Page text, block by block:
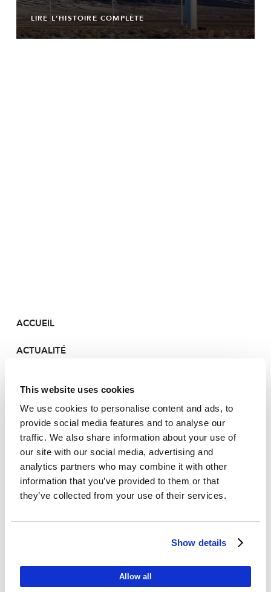
This website uses cookies
We use cookies to personalise content and ads, to
provide social media features and to analyse our
traffic. We also share information about your use of
our site with our social media, advertising and
analytics partners who may combine it with other
information that you’ve provided to them or that
they’ve collected from your use of their services.
Show details
Allow all
LIRE L’HISTOIRE COMPLÈTE
ACCUEIL
ACTUALITÉ
CONTACT
ACCUEIL
ACTUALITÉ